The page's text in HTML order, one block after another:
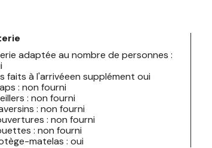
adaptée au nombre de personnes :
faits à l'arrivéeen supplément oui
: non fourni
: non fourni
: non fourni
Couvertures : non fourni
: non fourni
matelas : oui